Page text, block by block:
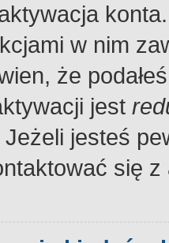
w nim
że
jest
jesteś
się